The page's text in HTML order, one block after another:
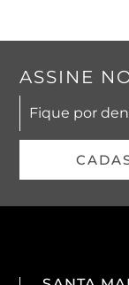
ASSINE
Fique por